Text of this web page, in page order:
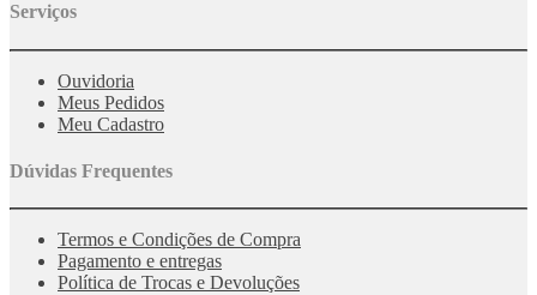
Serviços
Ouvidoria
Meus Pedidos
Meu Cadastro
Dúvidas Frequentes
Termos e Condições de Compra
Pagamento e entregas
Política de Trocas e Devoluções